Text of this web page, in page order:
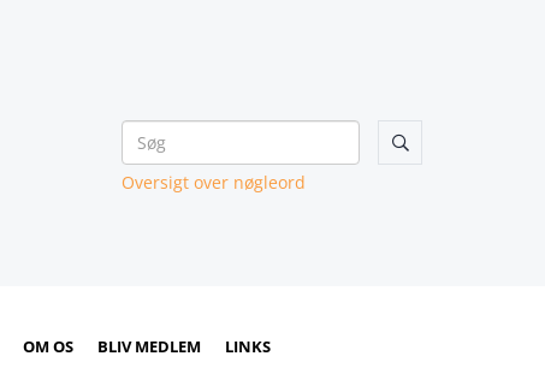

Oversigt over nøgleord
OM OS BLIV MEDLEM LINKS